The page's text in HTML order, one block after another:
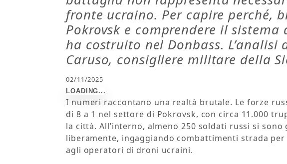
fronte ucraino. Per capire perché,
Pokrovsk e comprendere il sistema
ha costruito nel Donbass. L’analisi
Caruso, consigliere militare della
02/11/2025
I numeri raccontano una realtà brutale. Le forze
di 8 a 1 nel settore di Pokrovsk, con circa 11.000
la città. All’interno, almeno 250 soldati russi si
liberamente, ingaggiando combattimenti strada
agli operatori di droni ucraini.